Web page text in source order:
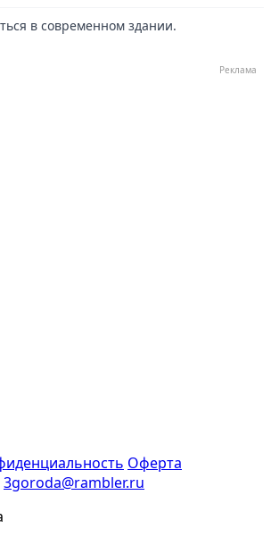
в современном здании.
Реклама
Оферта
3goroda@rambler.ru